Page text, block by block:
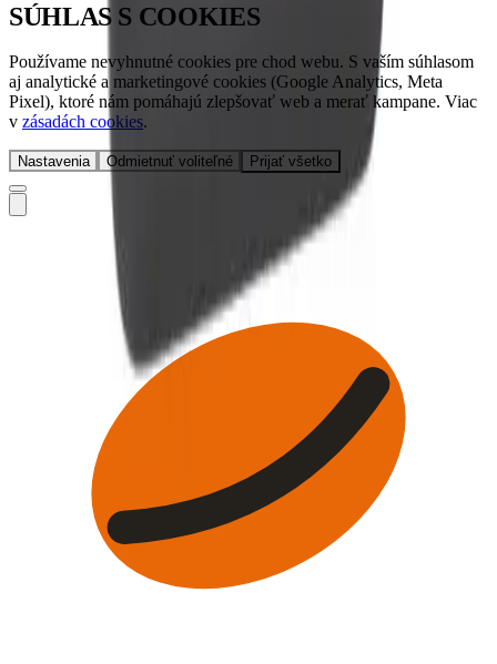
SÚHLAS S COOKIES
Používame nevyhnutné cookies pre chod webu. S vaším súhlasom
aj analytické a marketingové cookies (Google Analytics, Meta
Pixel), ktoré nám pomáhajú zlepšovať web a merať kampane. Viac
v zásadách cookies.
Nastavenia Odmietnuť voliteľné Prijať všetko